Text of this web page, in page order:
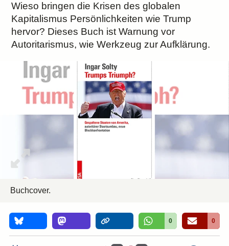
Wieso bringen die Krisen des globalen
Kapitalismus Persönlichkeiten wie Trump
hervor? Dieses Buch ist Warnung vor
Autoritarismus, wie Werkzeug zur Aufklärung.
Buchcover.
0 0